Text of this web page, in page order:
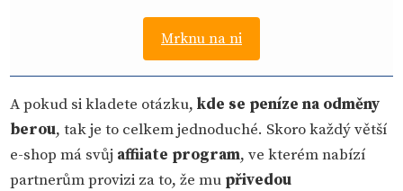
Mrknu na ni
A pokud si kladete otázku,kde se peníze na odměny
berou, tak je to celkem jednoduché. Skoro každý větší
e-shop má svůj affiiate program, ve kterém nabízí
partnerům provizi za to, že mu přivedou